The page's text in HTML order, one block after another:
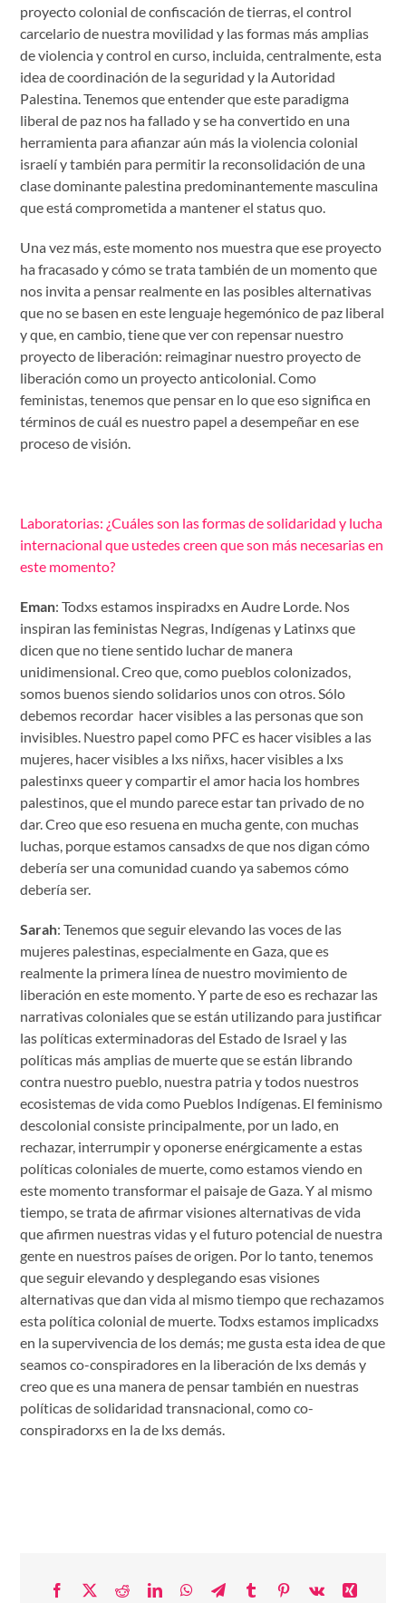
proyecto colonial de confiscación de tierras, el control
carcelario de nuestra movilidad y las formas más amplias
de violencia y control en curso, incluida, centralmente, esta
idea de coordinación de la seguridad y la Autoridad
Palestina. Tenemos que entender que este paradigma
liberal de paz nos ha fallado y se ha convertido en una
herramienta para afianzar aún más la violencia colonial
israelí y también para permitir la reconsolidación de una
clase dominante palestina predominantemente masculina
que está comprometida a mantener el status quo.
Una vez más, este momento nos muestra que ese proyecto
ha fracasado y cómo se trata también de un momento que
nos invita a pensar realmente en las posibles alternativas
que no se basen en este lenguaje hegemónico de paz liberal
y que, en cambio, tiene que ver con repensar nuestro
proyecto de liberación: reimaginar nuestro proyecto de
liberación como un proyecto anticolonial. Como
feministas, tenemos que pensar en lo que eso significa en
términos de cuál es nuestro papel a desempeñar en ese
proceso de visión.
Laboratorias: ¿Cuáles son las formas de solidaridad y lucha
internacional que ustedes creen que son más necesarias en
este momento?
Eman: Todxs estamos inspiradxs en Audre Lorde. Nos
inspiran las feministas Negras, Indígenas y Latinxs que
dicen que no tiene sentido luchar de manera
unidimensional. Creo que, como pueblos colonizados,
somos buenos siendo solidarios unos con otros. Sólo
debemos recordar hacer visibles a las personas que son
invisibles. Nuestro papel como PFC es hacer visibles a las
mujeres, hacer visibles a lxs niñxs, hacer visibles a lxs
palestinxs queer y compartir el amor hacia los hombres
palestinos, que el mundo parece estar tan privado de no
dar. Creo que eso resuena en mucha gente, con muchas
luchas, porque estamos cansadxs ​​de que nos digan cómo
debería ser una comunidad cuando ya sabemos cómo
debería ser.
Sarah: Tenemos que seguir elevando las voces de las
mujeres palestinas, especialmente en Gaza, que es
realmente la primera línea de nuestro movimiento de
liberación en este momento. Y parte de eso es rechazar las
narrativas coloniales que se están utilizando para justificar
las políticas exterminadoras del Estado de Israel y las
políticas más amplias de muerte que se están librando
contra nuestro pueblo, nuestra patria y todos nuestros
ecosistemas de vida como Pueblos Indígenas. El feminismo
descolonial consiste principalmente, por un lado, en
rechazar, interrumpir y oponerse enérgicamente a estas
políticas coloniales de muerte, como estamos viendo en
este momento transformar el paisaje de Gaza. Y al mismo
tiempo, se trata de afirmar visiones alternativas de vida
que afirmen nuestras vidas y el futuro potencial de nuestra
gente en nuestros países de origen. Por lo tanto, tenemos
que seguir elevando y desplegando esas visiones
alternativas que dan vida al mismo tiempo que rechazamos
esta política colonial de muerte. Todxs estamos implicadxs
en la supervivencia de los demás; me gusta esta idea de que
seamos co-conspiradores en la liberación de lxs demás y
creo que es una manera de pensar también en nuestras
políticas de solidaridad transnacional, como co-
conspiradorxs en la de lxs demás.
Facebook
X RedditLinkedInWhatsApp
TelegramTumblrPinterest
Vk Xing